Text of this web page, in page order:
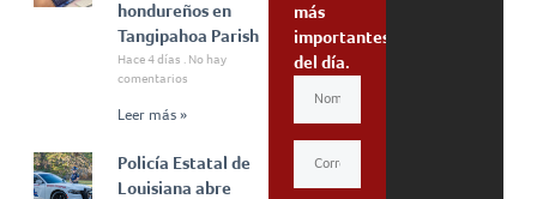
hondureños en
Tangipahoa Parish
Hace 4 días
No hay
comentarios
Leer más »
Policía Estatal de
Louisiana abre
más
importantes
del día.